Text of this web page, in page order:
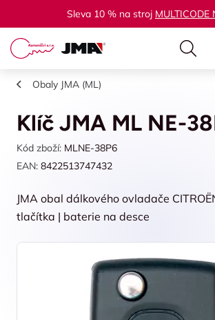
Sleva 10 % na stroj MULTICODE
Obaly JMA (ML)
Klíč JMA ML NE-
Kód zboží: MLNE-38P6
EAN: 8422513747432
JMA obal dálkového ovladače
tlačítka | baterie na desce